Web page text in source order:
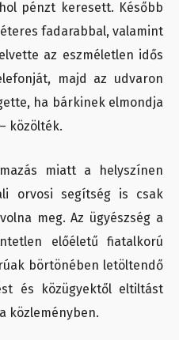
pénzt keresett. Később
fadarabbal, valamint
az eszméletlen idős
majd az udvaron
ha bárkinek elmondja
közölték.
miatt a helyszínen
orvosi segítség is csak
meg. Az ügyészség a
előéletű fiatalkorú
börtönében letöltendő
és közügyektől eltiltást
közleményben.